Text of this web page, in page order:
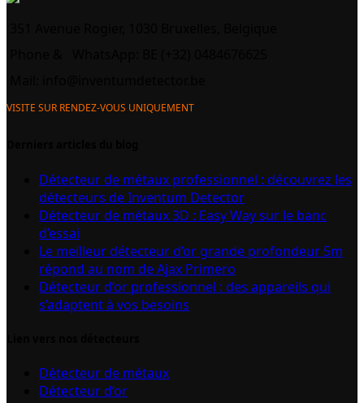
VISITE SUR RENDEZ-VOUS UNIQUEMENT
Détecteur de métaux professionnel : découvrez les
détecteurs de Inventum Detector
Détecteur de métaux 3D : Easy Way sur le banc
d’essai
Le meilleur détecteur d’or grande profondeur 5m
répond au nom de Ajax Primero
Détecteur d’or professionnel : des appareils qui
s’adaptent à vos besoins
Détecteur de métaux
Détecteur d’or